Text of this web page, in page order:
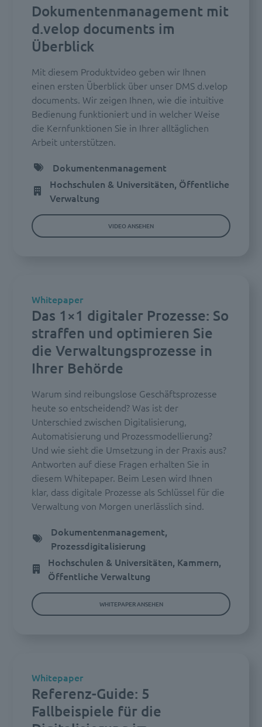
Dokumentenmanagement mit
d.velop documents im
Überblick
Mit diesem Produktvideo geben wir Ihnen
einen ersten Überblick über unser DMS d.velop
documents. Wir zeigen Ihnen, wie die intuitive
Bedienung funktioniert und in welcher Weise
die Kernfunktionen Sie in Ihrer alltäglichen
Arbeit unterstützen.
Dokumentenmanagement
Hochschulen & Universitäten, Öffentliche
Verwaltung
VIDEO ANSEHEN
Das 1×1 digitaler Prozesse: So
straffen und optimieren Sie
die Verwaltungsprozesse in
Ihrer Behörde
Whitepaper
Warum sind reibungslose Geschäftsprozesse
heute so entscheidend? Was ist der
Unterschied zwischen Digitalisierung,
Automatisierung und Prozessmodellierung?
Und wie sieht die Umsetzung in der Praxis aus?
Antworten auf diese Fragen erhalten Sie in
diesem Whitepaper. Beim Lesen wird Ihnen
klar, dass digitale Prozesse als Schlüssel für die
Verwaltung von Morgen unerlässlich sind.
Dokumentenmanagement,
Prozessdigitalisierung
Hochschulen & Universitäten, Kammern,
Öffentliche Verwaltung
WHITEPAPER ANSEHEN
Referenz-Guide: 5
Fallbeispiele für die
Whitepaper